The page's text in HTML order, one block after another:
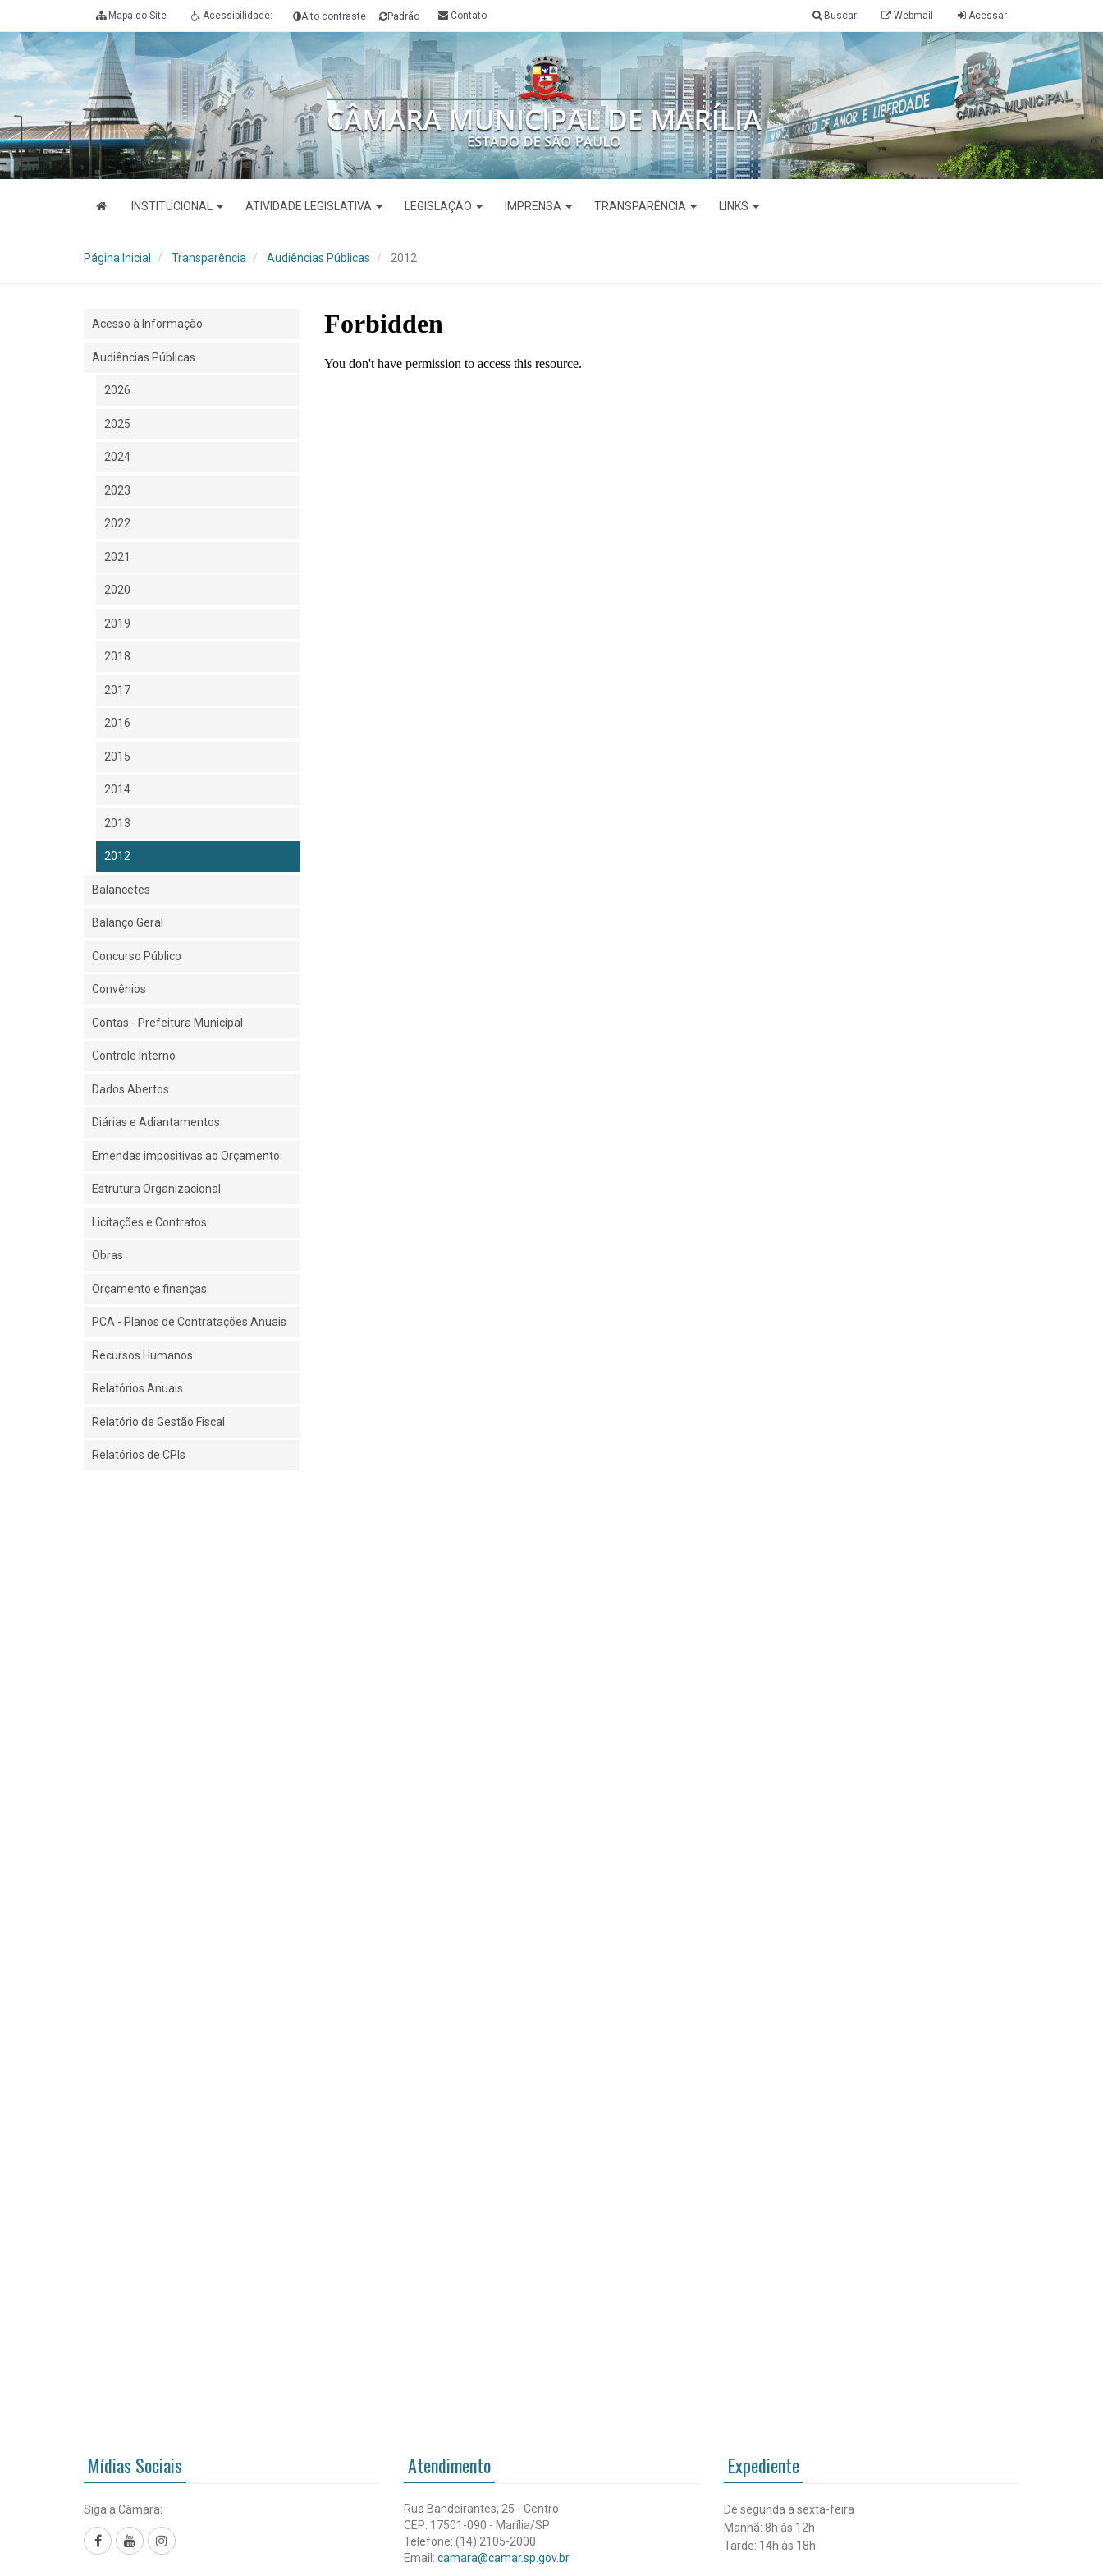
conteúdo
menu
busca
Mapa do Site Acessibilidade: Alto contraste Padrão Contato Acessar
Webmail
Buscar
INSTITUCIONAL ATIVIDADE LEGISLATIVA LEGISLAÇÃO IMPRENSA TRANSPARÊNCIA LINKS
Página Inicial Transparência Audiências Públicas 2012
Acesso à Informação
Audiências Públicas
2026
2025
2024
2023
2022
2021
2020
2019
2018
2017
2016
2015
2014
2013
2012
Balancetes
Balanço Geral
Concurso Público
Convênios
Contas - Prefeitura Municipal
Controle Interno
Dados Abertos
Diárias e Adiantamentos
Emendas impositivas ao Orçamento
Estrutura Organizacional
Licitações e Contratos
Obras
Orçamento e finanças
PCA - Planos de Contratações Anuais
Recursos Humanos
Relatórios Anuais
Relatório de Gestão Fiscal
Relatórios de CPIs
Mídias Sociais
Siga a Câmara:
Facebook
YouTubeInstagram
Atendimento
Rua Bandeirantes, 25 - Centro
CEP: 17501-090 - Marília/SP
Telefone: (14) 2105-2000
Email: camara@camar.sp.gov.br
Expediente
De segunda a sexta-feira
Manhã: 8h às 12h
Tarde: 14h às 18h